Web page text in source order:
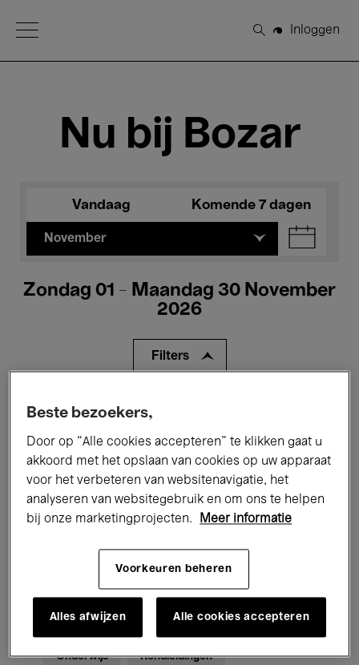
Open Menu
Zoeken
Inloggen
Nu bij Bozar
Vandaag Komende 7 dagen
November
Zondag 01 - Maandag 30 November
2026
Filters
Alle evenementen
Tentoonstellingen Films
Performances Lezingen & Debatten
Jazz Klassieke Muziek Global Music
Voor iedereen Kids’ Palace
Onderwijs Rondleidingen
Beste bezoekers,
Door op “Alle cookies accepteren” te klikken gaat u
akkoord met het opslaan van cookies op uw apparaat
voor het verbeteren van websitenavigatie, het
analyseren van websitegebruik en om ons te helpen
bij onze marketingprojecten.
Meer informatie
Voorkeuren beheren
Alles afwijzen Alle cookies accepteren